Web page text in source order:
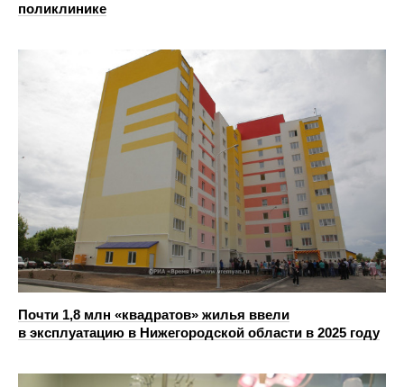
поликлинике
Почти 1,8 млн «квадратов» жилья ввели
в эксплуатацию в Нижегородской области в 2025 году